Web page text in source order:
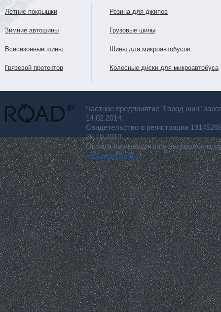
Летние покрышки
Зимние автошины
Всесезонные шины
Грязевой протектор
Резина для джипов
Грузовые шины
Шины для микроавтобусов
Колесные диски для микроавтобуса
Частное предприятие "Город шин"
14.02.2014.
Свидетельство о регистрации
26.10.2010.
Оплата производится в белорусских
для покупателя.